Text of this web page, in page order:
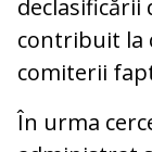
declasificării
contribuit la
comiterii
În urma